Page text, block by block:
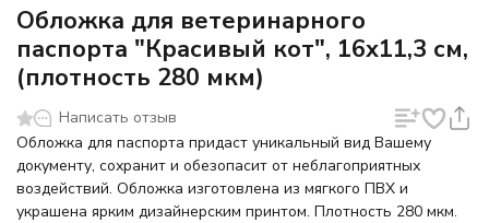
Обложка для ветеринарного
паспорта "Красивый кот", 16х11,3 см,
(плотность 280 мкм)
Написать отзыв
Обложка для паспорта придаст уникальный вид Вашему
документу, сохранит и обезопасит от неблагоприятных
воздействий. Обложка изготовлена из мягкого ПВХ и
украшена ярким дизайнерским принтом. Плотность 280 мкм.